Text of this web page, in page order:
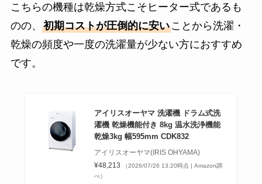
こちらの機種は乾燥方式こそヒーター式であるも
のの、 初期コストが圧倒的に安いことから洗濯・
乾燥の頻度や一度の洗濯量が少ない方におすすめ
です。
アイリスオーヤマ 洗濯機 ドラム式洗
濯機 乾燥機能付き 8kg 温水洗浄機能
乾燥3kg 幅595mm CDK832
アイリスオーヤマ(IRIS OHYAMA)
¥48,213
（2026/07/26 13:20時点 | Amazon調
べ）